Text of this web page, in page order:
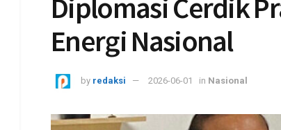
Diplomasi Cerdik
Energi Nasional
by redaksi 2026-06-01 in Nasional